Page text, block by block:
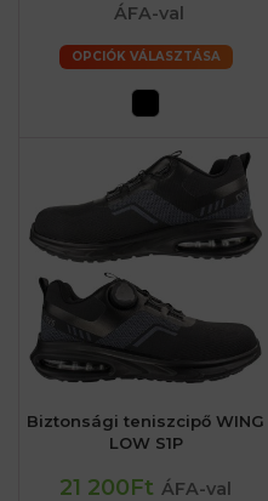
ÁFA-val
OPCIÓK VÁLASZTÁSA
Biztonsági teniszcipő WING
LOW S1P
21 200Ft ÁFA-val